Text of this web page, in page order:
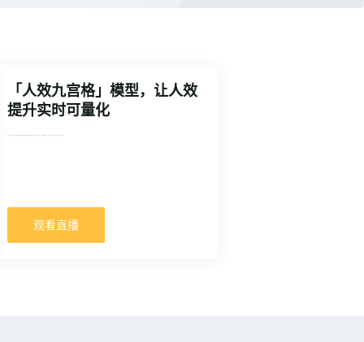
「人效九宫格」模型，让人效
提升实时可量化
观看直播